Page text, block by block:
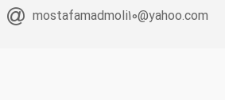
mostafamadmoli10@yahoo.com